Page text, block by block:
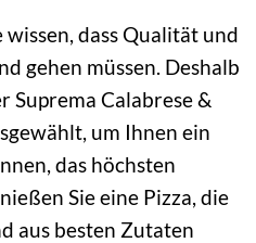
dass Qualität und
gehen müssen. Deshalb
Suprema Calabrese &
um Ihnen ein
das höchsten
Sie eine Pizza, die
aus besten Zutaten